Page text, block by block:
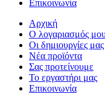
Επικοινωνία
Αρχική
Ο λογαριασμός
Οι δημιουργίες μας
Νέα προϊόντα
Σας προτείνουμε
Το εργαστήρι μας
Επικοινωνία